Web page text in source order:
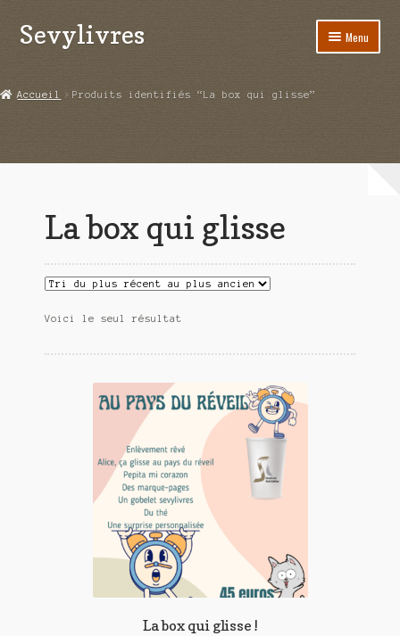
Aller
Aller
au
Sevylivres Menu
Au nom de la justice
Boutique
Commande
De(s)tracteur réduit au silence
Il fallait me laisser mourir
Accueil Produits identifiés “La box qui glisse”
La box qui glisse
Voici le seul résultat
La box qui glisse !